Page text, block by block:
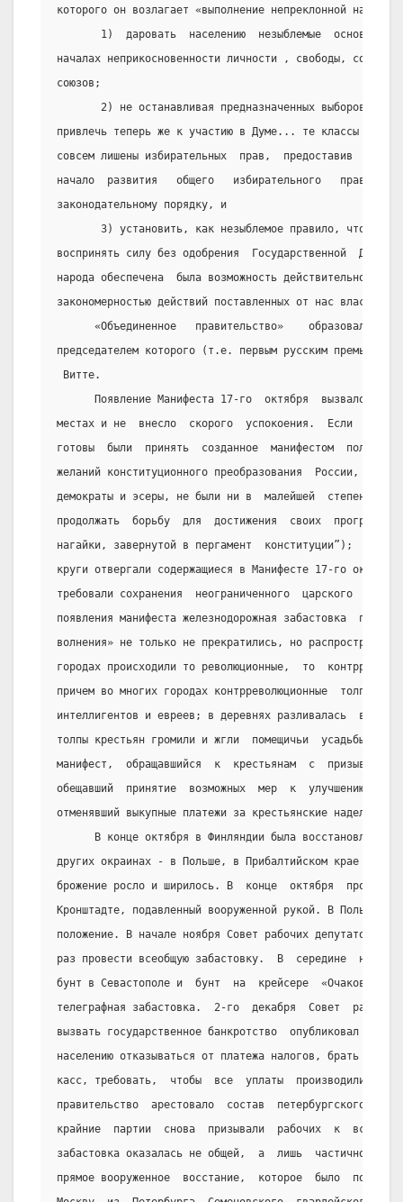
которого он возлагает «выполнение непреклонной нашей
1)  даровать  населению  незыблемые  основы
началах неприкосновенности личности , свободы,
союзов;
2) не останавливая предназначенных выборов  в
привлечь теперь же к участию в Думе... те классы
совсем лишены избирательных  прав,  предоставив  засим
начало  развития   общего   избирательного   права
законодательному порядку, и
3) установить, как незыблемое правило, чтобы
воспринять силу без одобрения  Государственной  Думы
народа обеспечена  была возможность действительного
закономерностью действий поставленных от нас властей.»
«Объединенное   правительство»    образовало
председателем которого (т.е. первым русским премьер-
Витте.
Появление Манифеста 17-го  октября  вызвало
местах и не  внесло  скорого  успокоения.  Если
готовы  были  принять  созданное  манифестом
желаний конституционного преобразования  России,  то
демократы и эсеры, не были ни в  малейшей  степени
продолжать  борьбу  для  достижения  своих
нагайки, завернутой в пергамент  конституции”);  с
круги отвергали содержащиеся в Манифесте 17-го
требовали сохранения  неограниченного  царского
появления манифеста железнодорожная забастовка
волнения» не только не прекратились, но
городах происходили то революционные,  то
причем во многих городах контрреволюционные  толпы
интеллигентов и евреев; в деревнях разливалась
толпы крестьян громили и жгли  помещичьи  усадьбы.
манифест,  обращавшийся  к  крестьянам  с  призывом
обещавший  принятие  возможных  мер  к  улучшению
отменявший выкупные платежи за крестьянские надельные
В конце октября в Финляндии была восстановлена
других окраинах - в Польше, в Прибалтийском крае и на
брожение росло и ширилось. В  конце  октября
Кронштадте, подавленный вооруженной рукой. В Польше
положение. В начале ноября Совет рабочих депутатов
раз провести всеобщую забастовку.  В  середине  ноября
бунт в Севастополе и  бунт  на  крейсере  «Очаков»  и
телеграфная забастовка.  2-го  декабря  Совет
вызвать государственное банкротство  опубликовал
населению отказываться от платежа налогов, брать
касс, требовать,  чтобы  все  уплаты  производились
правительство  арестовало  состав  петербургского
крайние  партии  снова  призывали  рабочих  к
забастовка оказалась не общей,  а  лишь  частичной,
прямое вооруженное  восстание,  которое  было